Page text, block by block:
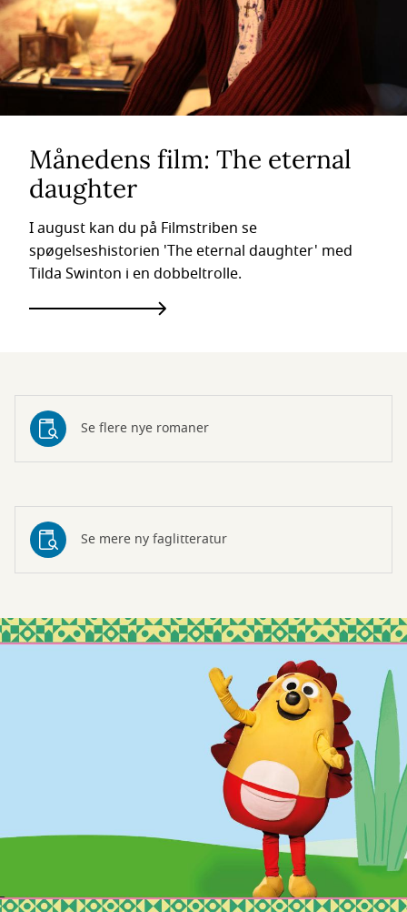
Månedens film: The eternal
daughter
I august kan du på Filmstriben se
spøgelseshistorien 'The eternal daughter' med
Tilda Swinton i en dobbeltrolle.
Se flere nye romaner
Se mere ny faglitteratur